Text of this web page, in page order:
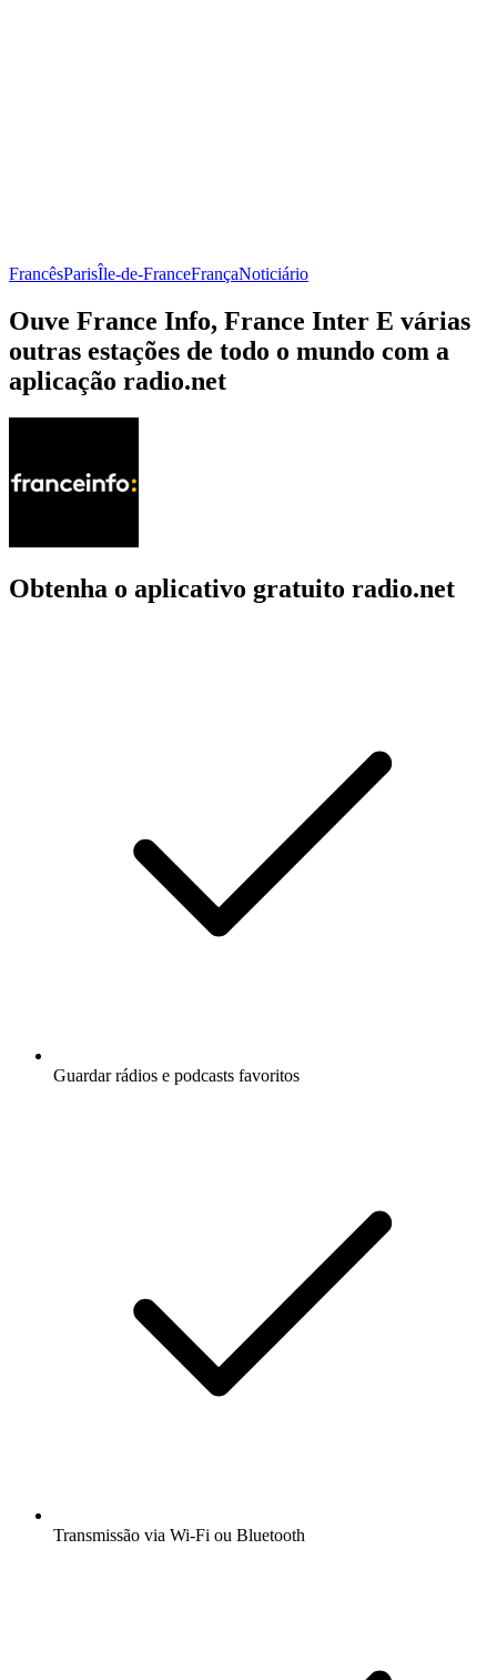
FrancêsParisÎle-de-FranceFrançaNoticiário
Ouve France Info, France Inter E várias
outras estações de todo o mundo com a
aplicação radio.net
Obtenha o aplicativo gratuito radio.net
Guardar rádios e podcasts favoritos
Transmissão via Wi-Fi ou Bluetooth